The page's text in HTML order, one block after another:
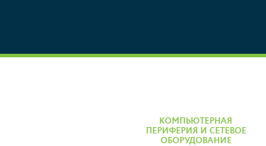
КОМПЬЮТЕРНАЯ
ПЕРИФЕРИЯ И СЕТЕВОЕ
ОБОРУДОВАНИЕ